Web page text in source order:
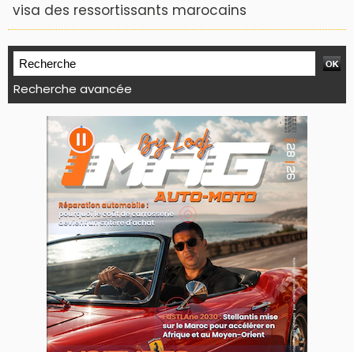
visa des ressortissants marocains
Recherche avancée